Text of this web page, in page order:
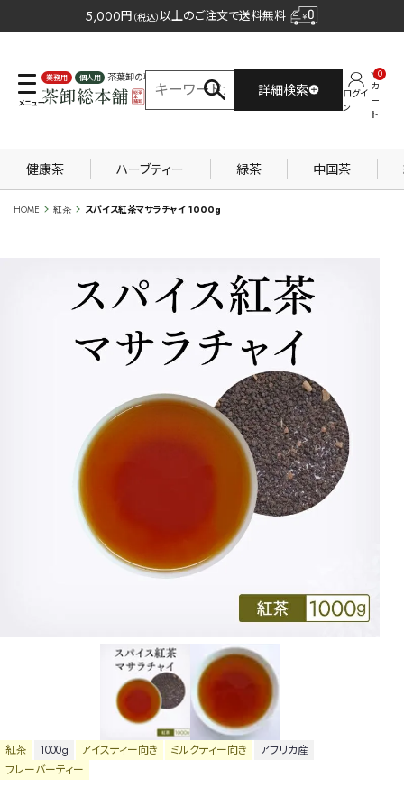
5,000円 （税込）以上のご注文で送料無料
業務用 個人用
茶葉卸の専門サイト
詳細検索
ログイ
ン
カ
ー
ト
0
健康茶 ハーブティー 緑茶 中国茶
HOME 紅茶 スパイス紅茶マサラチャイ 1000g
紅茶 1000g アイスティー向き ミルクティー向き
アフリカ産
フレーバーティー